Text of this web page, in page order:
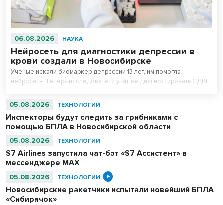
06.08.2026 НАУКА
Нейросеть для диагностики депрессии в
крови создали в Новосибирске
Ученые искали биомаркер депрессии 13 лет, им помогла
нейросеть. Теперь исследователи учат ее диагностировать СДВГ.
05.08.2026 ТЕХНОЛОГИИ
Инспекторы будут следить за грибниками с
помощью БПЛА в Новосибирской области
05.08.2026 ТЕХНОЛОГИИ
S7 Airlines запустила чат-бот «S7 Ассистент» в
мессенджере MAX
05.08.2026 ТЕХНОЛОГИИ
Новосибирские ракетчики испытали новейший БПЛА
«Сибирячок»